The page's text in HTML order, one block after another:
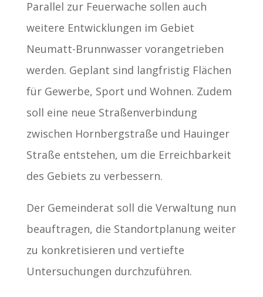
Parallel zur Feuerwache sollen auch
weitere Entwicklungen im Gebiet
Neumatt-Brunnwasser vorangetrieben
werden. Geplant sind langfristig Flächen
für Gewerbe, Sport und Wohnen. Zudem
soll eine neue Straßenverbindung
zwischen Hornbergstraße und Hauinger
Straße entstehen, um die Erreichbarkeit
des Gebiets zu verbessern.
Der Gemeinderat soll die Verwaltung nun
beauftragen, die Standortplanung weiter
zu konkretisieren und vertiefte
Untersuchungen durchzuführen.